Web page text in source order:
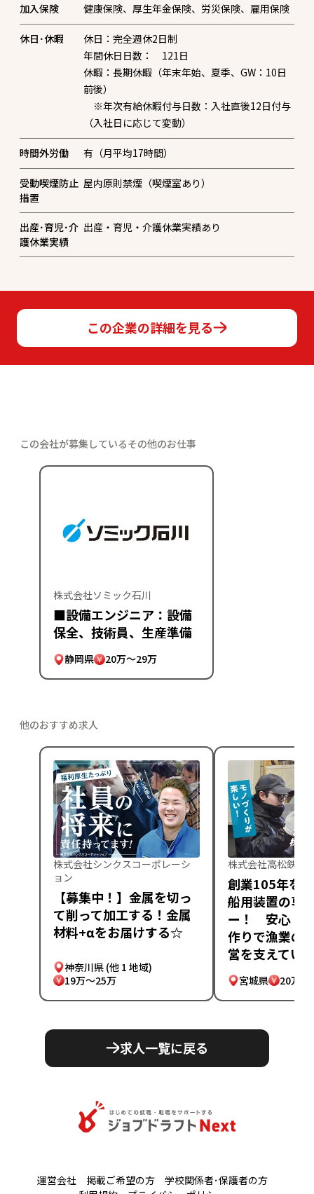
この企業の詳細を見る
加入保険 健康保険、厚生年金保険、労災保険、雇用保険
休日･休暇
休日：完全週休2日制
年間休日日数： 121日
休暇：長期休暇（年末年始、夏季、GW：10日
前後）
※年次有給休暇付与日数：入社直後12日付与
（入社日に応じて変動）
時間外労働 有（月平均17時間）
受動喫煙防止
措置
屋内原則禁煙（喫煙室あり）
出産･育児･介
護休業実績
出産・育児・介護休業実績あり
この会社が募集しているその他のお仕事
株式会社ソミック石川
■設備エンジニア：設備
保全、技術員、生産準備
静岡県 20万～29万
他のおすすめ求人
株式会社シンクスコーポレーシ
ョン
【募集中！】金属を切っ
て削って加工する！金属
材料+αをお届けする☆
神奈川県 (他 1 地域)
19万～25万
株式会社高松鉄工
創業105年を
船用装置の専
ー！ 安心・
作りで漁業の
営を支えてい
宮城県 20万～
求人一覧に戻る
運営会社 掲載ご希望の方
学校関係者･保護者の方